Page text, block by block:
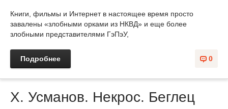
Книги, фильмы и Интернет в настоящее время просто
завалены «злобными орками из НКВД» и еще более
злобными представителями ГэПэУ,
0
Подробнее
Х. Усманов. Некрос. Беглец